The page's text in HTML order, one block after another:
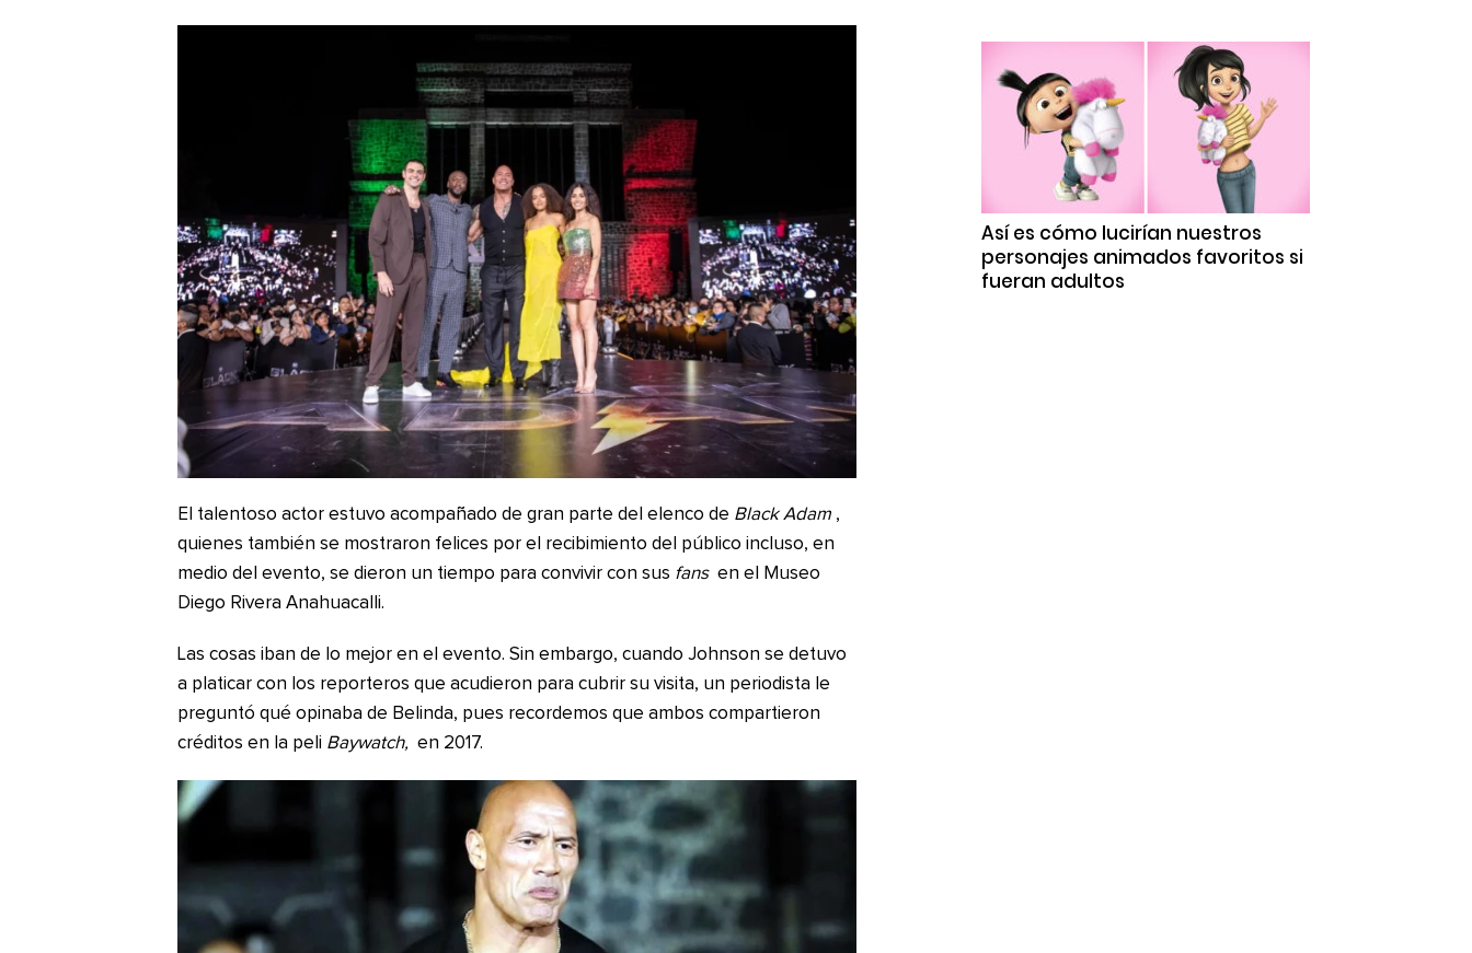
El talentoso actor estuvo acompañado de gran parte del elenco de Black Adam ,
quienes también se mostraron felices por el recibimiento del público incluso, en
medio del evento, se dieron un tiempo para convivir con sus fans en el Museo
Diego Rivera Anahuacalli.
Las cosas iban de lo mejor en el evento. Sin embargo, cuando Johnson se detuvo
a platicar con los reporteros que acudieron para cubrir su visita, un periodista le
preguntó qué opinaba de Belinda, pues recordemos que ambos compartieron
créditos en la peli Baywatch, en 2017.
Así es cómo lucirían nuestros
personajes animados favoritos si
fueran adultos